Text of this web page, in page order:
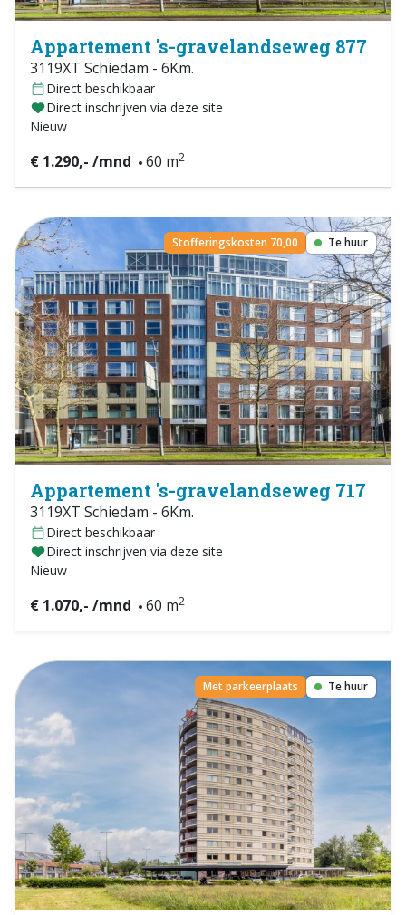
Appartement 's-gravelandseweg 877
3119XT Schiedam - 6Km.
Direct beschikbaar
Direct inschrijven via deze site
Nieuw
€ 1.290,- /mnd 60 m2
Stofferingskosten 70,00 Te huur
Appartement 's-gravelandseweg 717
3119XT Schiedam - 6Km.
Direct beschikbaar
Direct inschrijven via deze site
Nieuw
€ 1.070,- /mnd 60 m2
Met parkeerplaats Te huur